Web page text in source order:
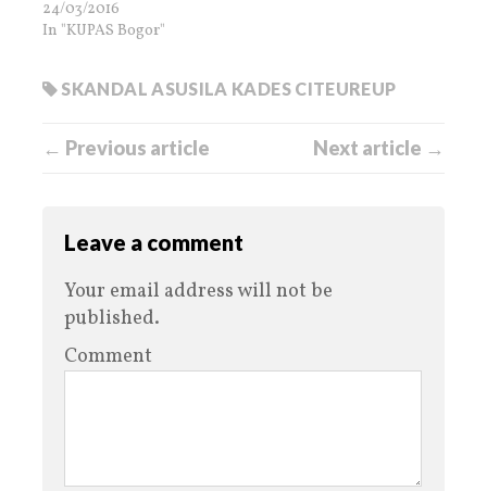
24/03/2016
In "KUPAS Bogor"
SKANDAL ASUSILA KADES CITEUREUP
← Previous article Next article →
Leave a comment
Your email address will not be
published.
Comment